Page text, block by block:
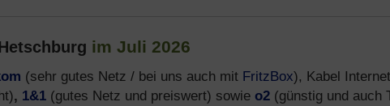
im Juli 2026
(sehr gutes Netz / bei uns auch mit FritzBox), Kabel
, 1&1 (gutes Netz und preiswert) sowie o2 (günstig und auch